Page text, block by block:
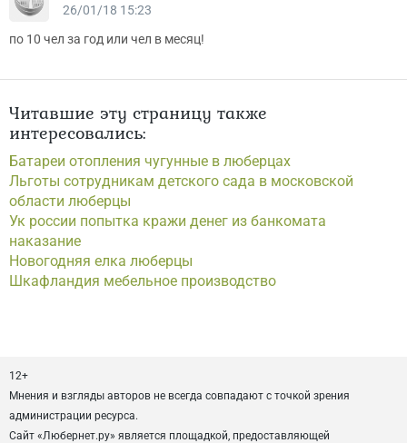
26/01/18 15:23
по 10 чел за год или чел в месяц!
Читавшие эту страницу также
интересовались:
Батареи отопления чугунные в люберцах
Льготы сотрудникам детского сада в московской
области люберцы
Ук россии попытка кражи денег из банкомата
наказание
Новогодняя елка люберцы
Шкафландия мебельное производство
12+
Мнения и взгляды авторов не всегда совпадают с точкой зрения
администрации ресурса.
Сайт «Любернет.ру» является площадкой, предоставляющей